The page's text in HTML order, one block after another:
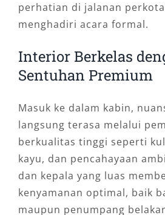
perhatian di jalanan
menghadiri acara formal.
Interior Berkelas
Sentuhan Premium
Masuk ke dalam kabin,
langsung terasa melalui
berkualitas tinggi seperti
kayu, dan pencahayaan
dan kepala yang luas
kenyamanan optimal, baik
maupun penumpang